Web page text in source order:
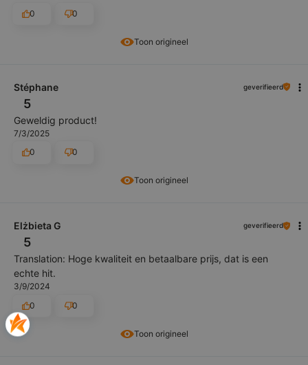
Toon origineel
0
0
Toon origineel
Stéphane geverifieerd
5
Geweldig product!
7/3/2025
0
0
Toon origineel
Elżbieta G geverifieerd
5
Translation: Hoge kwaliteit en betaalbare prijs, dat is een
echte hit.
3/9/2024
0
0